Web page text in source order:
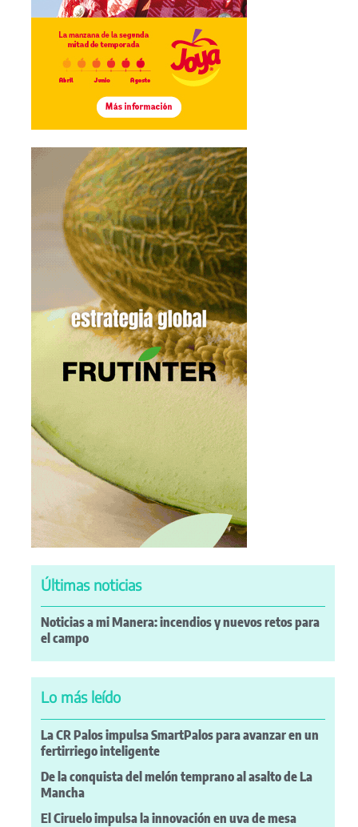
Últimas noticias
Noticias a mi Manera: incendios y nuevos retos para
el campo
Lo más leído
La CR Palos impulsa SmartPalos para avanzar en un
fertirriego inteligente
De la conquista del melón temprano al asalto de La
Mancha
El Ciruelo impulsa la innovación en uva de mesa